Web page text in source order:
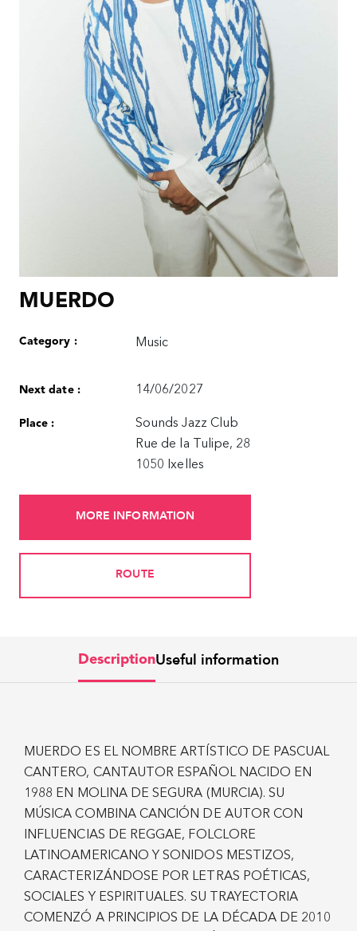
MUERDO
Category : Music
Next date : 14/06/2027
Place :
Sounds Jazz Club
Rue de la Tulipe, 28
1050 Ixelles
MORE INFORMATION
ROUTE
DescriptionUseful information
MUERDO ES EL NOMBRE ARTÍSTICO DE PASCUAL
CANTERO, CANTAUTOR ESPAÑOL NACIDO EN
1988 EN MOLINA DE SEGURA (MURCIA). SU
MÚSICA COMBINA CANCIÓN DE AUTOR CON
INFLUENCIAS DE REGGAE, FOLCLORE
LATINOAMERICANO Y SONIDOS MESTIZOS,
CARACTERIZÁNDOSE POR LETRAS POÉTICAS,
SOCIALES Y ESPIRITUALES. SU TRAYECTORIA
COMENZÓ A PRINCIPIOS DE LA DÉCADA DE 2010